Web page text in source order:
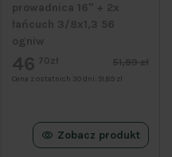
prowadnica 16" + 2x
łańcuch 3/8x1,3 56
ogniw
46 70zł 51,89 zł
Cena z ostatnich 30 dni: 51,89 zł
Zobacz produkt